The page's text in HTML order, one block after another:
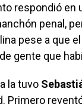
respondió en
penal,
pese a que
gente que
la tuvo
Primero